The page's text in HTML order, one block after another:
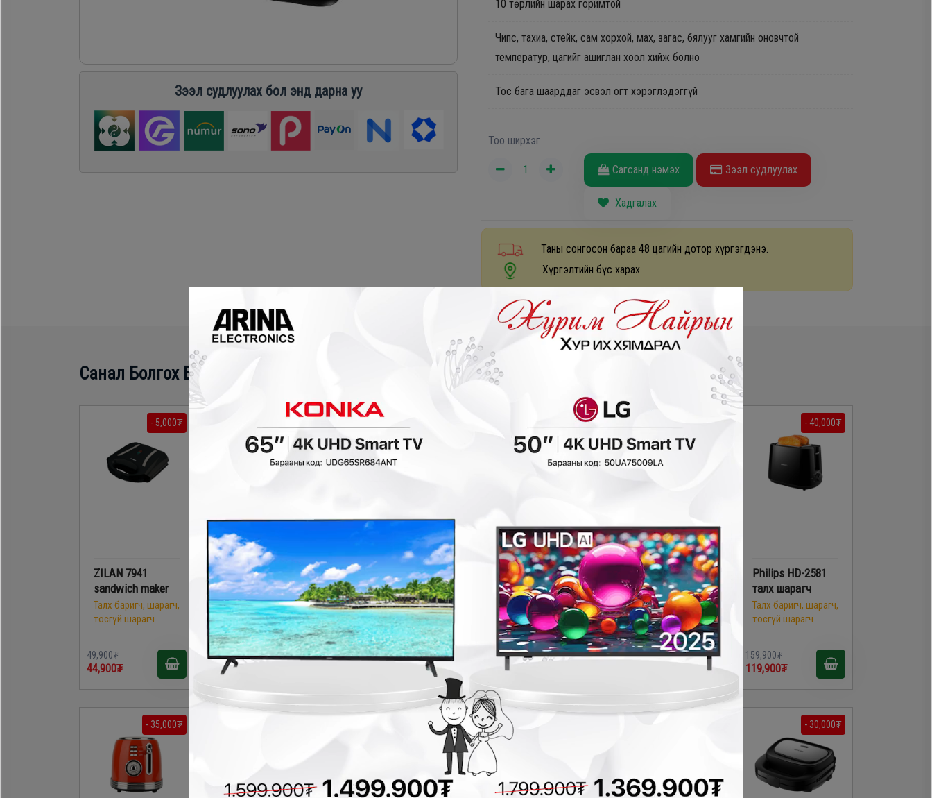
Зээл судлуулах бол энд дарна уу
10 төрлийн шарах горимтой
Чипс, тахиа, стейк, сам хорхой, мах, загас, бялууг хамгийн оновчтой
температур, цагийг ашиглан хоол хийж болно
Тос бага шаарддаг эсвэл огт хэрэглэдэггүй
Тоо ширхэг
Сагсанд нэмэх Зээл судлуулах
Хадгалах
Таны сонгосон бараа 48 цагийн дотор хүргэгдэнэ.
Хүргэлтийн бүс харах
Санал Болгох Бүтээгдэхүүн
- 5,000₮
ZILAN 7941
sandwich maker
Талх баригч, шарагч,
тосгүй шарагч
49,900₮
44,900₮
- 20,000₮
Zilan1689
sandwich maker
Талх баригч, шарагч,
тосгүй шарагч
69,900₮
49,900₮
Zilan3932 5in1
sandwich maker
Талх баригч, шарагч,
тосгүй шарагч
149,900₮
- 30,000₮
Zilan2690 Талх
шарагч
Талх баригч, шарагч,
тосгүй шарагч
139,900₮
109,900₮
Zilan 2317 төмс
шарагч
Талх баригч, шарагч,
тосгүй шарагч
159,900₮
- 40,000₮
Philips HD-2581
талх шарагч
Талх баригч, шарагч,
тосгүй шарагч
159,900₮
119,900₮
- 35,000₮ - 30,000₮ - 30,000₮